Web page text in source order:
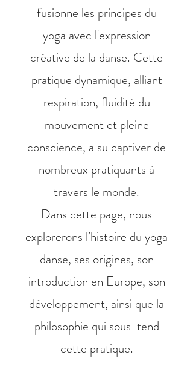
fusionne les principes du
yoga avec l'expression
créative de la danse. Cette
pratique dynamique, alliant
respiration, fluidité du
mouvement et pleine
conscience, a su captiver de
nombreux pratiquants à
travers le monde.
Dans cette page, nous
explorerons l’histoire du yoga
danse, ses origines, son
introduction en Europe, son
développement, ainsi que la
philosophie qui sous-tend
cette pratique.